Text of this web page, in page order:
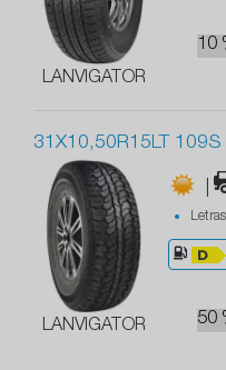
LANVIGATOR
10
31X10,50R15LT 109S
LANVIGATOR
|
50